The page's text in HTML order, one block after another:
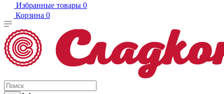
Избранные товары 0
Корзина 0